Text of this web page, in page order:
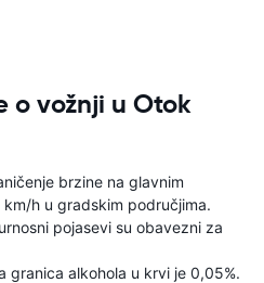
o vožnji u Otok
brzine na glavnim
h u gradskim područjima.
pojasevi su obavezni za
granica alkohola u krvi je 0,05%.